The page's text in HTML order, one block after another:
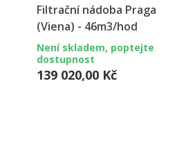
Filtrační nádoba Praga
(Viena) - 46m3/hod
Není skladem, poptejte
dostupnost
139 020,00 Kč